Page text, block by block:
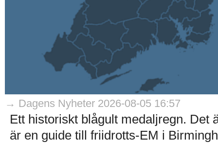
→ Dagens Nyheter 2026-08-05 16:57
Ett historiskt blågult medaljregn. Det
är en guide till friidrotts-EM i